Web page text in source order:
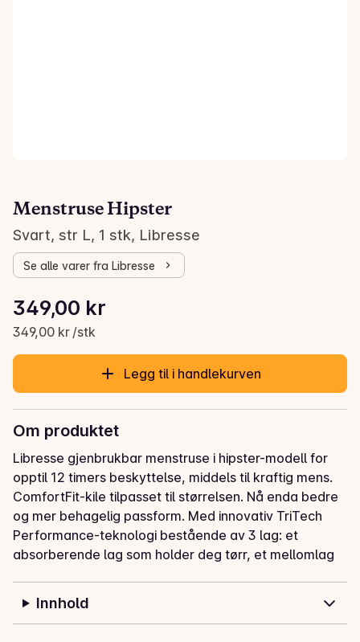
Menstruse Hipster
Svart, str L, 1 stk, Libresse
Se alle varer fra Libresse
Gjeldende pris er: 349,00 kr
349,00 kr
349,00 kr /stk
Stykkpris: 349,00 kr /stk
Legg til i handlekurven
Om produktet
Libresse gjenbrukbar menstruse i hipster-modell for
opptil 12 timers beskyttelse, middels til kraftig mens.
ComfortFit-kile tilpasset til størrelsen. Nå enda bedre
og mer behagelig passform. Med innovativ TriTech
Performance-teknologi bestående av 3 lag: et
absorberende lag som holder deg tørr, et mellomlag
følelse. Menstrusen føles akkurat som en vanlig truse.
Innhold